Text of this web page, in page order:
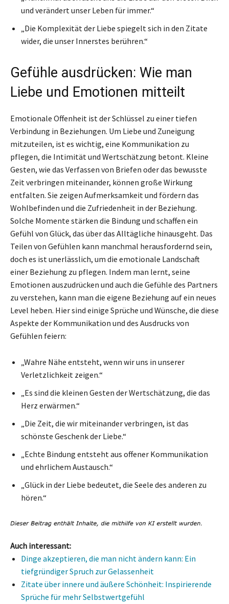
und verändert unser Leben für immer.“
„Die Komplexität der Liebe spiegelt sich in den Zitate
wider, die unser Innerstes berühren.“
Gefühle ausdrücken: Wie man
Liebe und Emotionen mitteilt
Emotionale Offenheit ist der Schlüssel zu einer tiefen
Verbindung in Beziehungen. Um Liebe und Zuneigung
mitzuteilen, ist es wichtig, eine Kommunikation zu
pflegen, die Intimität und Wertschätzung betont. Kleine
Gesten, wie das Verfassen von Briefen oder das bewusste
Zeit verbringen miteinander, können große Wirkung
entfalten. Sie zeigen Aufmerksamkeit und fördern das
Wohlbefinden und die Zufriedenheit in der Beziehung.
Solche Momente stärken die Bindung und schaffen ein
Gefühl von Glück, das über das Alltägliche hinausgeht. Das
Teilen von Gefühlen kann manchmal herausfordernd sein,
doch es ist unerlässlich, um die emotionale Landschaft
einer Beziehung zu pflegen. Indem man lernt, seine
Emotionen auszudrücken und auch die Gefühle des Partners
zu verstehen, kann man die eigene Beziehung auf ein neues
Level heben. Hier sind einige Sprüche und Wünsche, die diese
Aspekte der Kommunikation und des Ausdrucks von
Gefühlen feiern:
„Wahre Nähe entsteht, wenn wir uns in unserer
Verletzlichkeit zeigen.“
„Es sind die kleinen Gesten der Wertschätzung, die das
Herz erwärmen.“
„Die Zeit, die wir miteinander verbringen, ist das
schönste Geschenk der Liebe.“
„Echte Bindung entsteht aus offener Kommunikation
und ehrlichem Austausch.“
„Glück in der Liebe bedeutet, die Seele des anderen zu
hören.“
Auch interessant:
Dinge akzeptieren, die man nicht ändern kann: Ein
tiefgründiger Spruch zur Gelassenheit
Zitate über innere und äußere Schönheit: Inspirierende
Sprüche für mehr Selbstwertgefühl